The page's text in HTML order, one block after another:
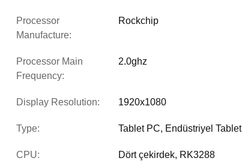
Processor
Manufacture:
Rockchip
Processor Main
Frequency:
2.0ghz
Display Resolution: 1920x1080
Type: Tablet PC, Endüstriyel Tablet
CPU: Dört çekirdek, RK3288